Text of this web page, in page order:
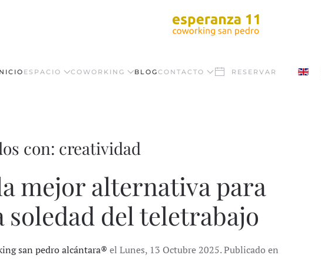
ESPACIO COWORKING BLOGCONTACTO RESERVAR
con: creatividad
mejor alternativa para
soledad del teletrabajo
san pedro alcántara® el Lunes, 13 Octubre 2025. Publicado en